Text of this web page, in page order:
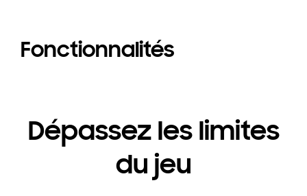
Fonctionnalités
Dépassez les limites
du jeu